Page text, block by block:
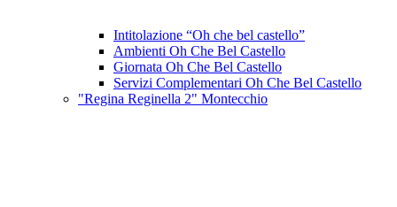
Intitolazione “Oh che bel castello”
Ambienti Oh Che Bel Castello
Giornata Oh Che Bel Castello
Servizi Complementari Oh Che Bel Castello
"Regina Reginella 2" Montecchio